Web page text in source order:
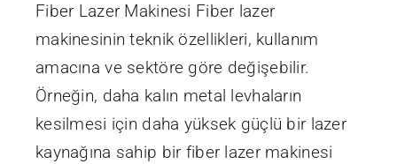
Fiber Lazer Makinesi Fiber lazer
makinesinin teknik özellikleri, kullanım
amacına ve sektöre göre değişebilir.
Örneğin, daha kalın metal levhaların
kesilmesi için daha yüksek güçlü bir lazer
kaynağına sahip bir fiber lazer makinesi